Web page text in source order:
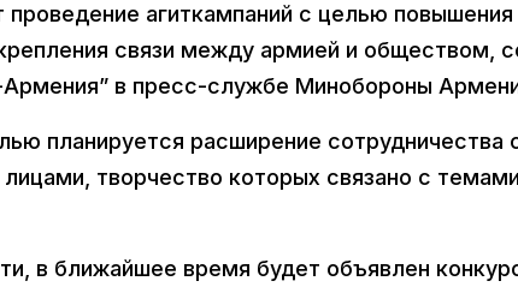
проведение агиткампаний с целью
связи между армией и обществом,
Армения” в пресс-службе Минобороны
планируется расширение сотрудничества
творчество которых связано с
в ближайшее время будет объявлен